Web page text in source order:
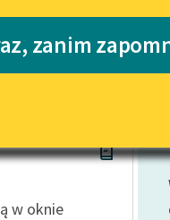
i klasyka
dla
szkolnych i
dla
Katalog
Katalog
zanim
w oknie